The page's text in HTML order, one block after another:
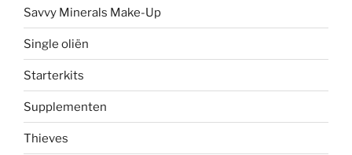
Savvy Minerals Make-Up
Single oliën
Starterkits
Supplementen
Thieves